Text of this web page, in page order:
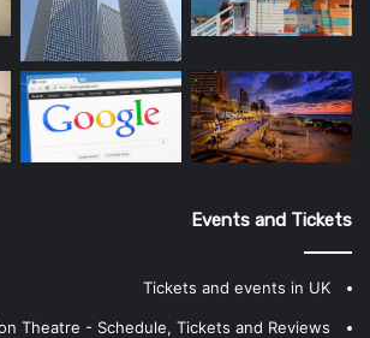
Events and Tickets
Tickets and events in UK
Theatre - Schedule, Tickets and Reviews